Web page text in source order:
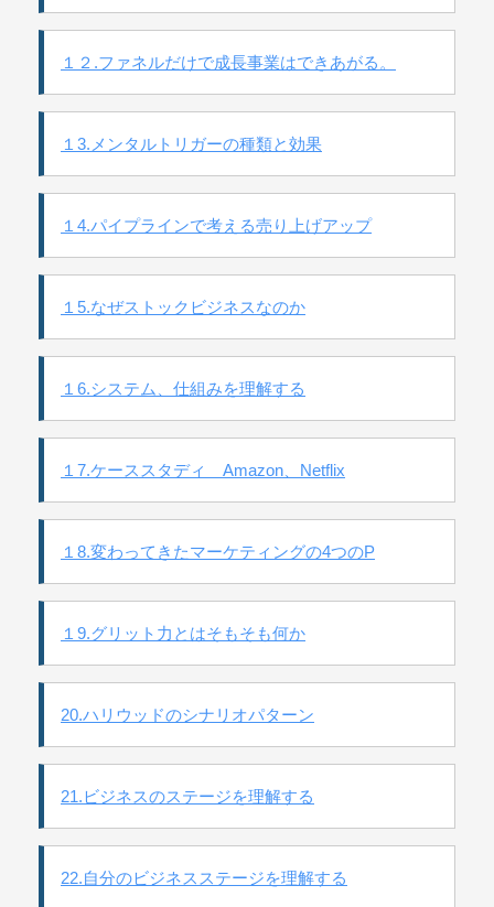
１２.ファネルだけで成長事業はできあがる。
１3.メンタルトリガーの種類と効果
１4.パイプラインで考える売り上げアップ
１5.なぜストックビジネスなのか
１6.システム、仕組みを理解する
１7.ケーススタディ Amazon、Netflix
１8.変わってきたマーケティングの4つのP
１9.グリット力とはそもそも何か
20.ハリウッドのシナリオパターン
21.ビジネスのステージを理解する
22.自分のビジネスステージを理解する